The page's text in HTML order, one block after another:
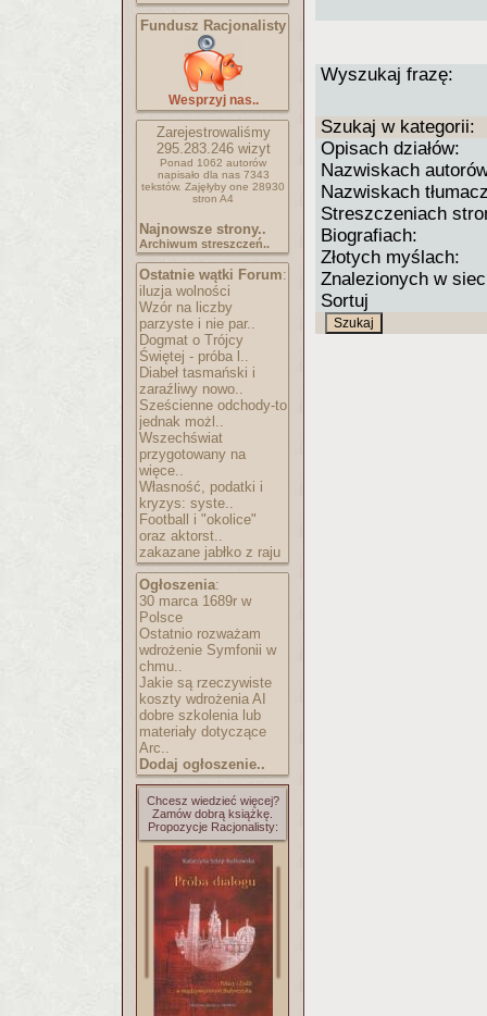
Fundusz Racjonalisty
Wesprzyj nas..
Zarejestrowaliśmy
295.283.246wizyt
Ponad 1062 autorów
napisało dla nas 7343
tekstów. Zajęłyby one 28930
stron A4
Najnowsze strony..
Archiwum streszczeń..
Ostatnie wątki Forum:
iluzja wolności
Wzór na liczby
parzyste i nie par..
Dogmat o Trójcy
Świętej - próba l..
Diabeł tasmański i
zaraźliwy nowo..
Sześcienne odchody-to
jednak możl..
Wszechświat
przygotowany na
więce..
Własność, podatki i
kryzys: syste..
Football i "okolice"
oraz aktorst..
zakazane jabłko z raju
Ogłoszenia:
30 marca 1689r w
Polsce
Ostatnio rozważam
wdrożenie Symfonii w
chmu..
Jakie są rzeczywiste
koszty wdrożenia AI
dobre szkolenia lub
materiały dotyczące
Arc..
Dodaj ogłoszenie..
Chcesz wiedzieć więcej?
Zamów dobrą książkę.
Propozycje Racjonalisty:
Wyszukaj frazę:
Szukaj w kategorii:
Opisach działów:
Nazwiskach
Nazwiskach
Streszczeniach
Biografiach:
Złotych myślach:
Znalezionych w
Sortuj